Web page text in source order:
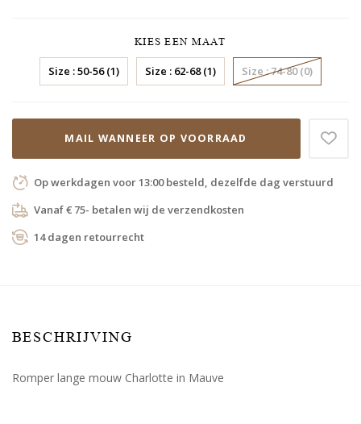
KIES EEN MAAT
Size : 50-56 (1) Size : 62-68 (1) Size : 74-80 (0)
MAIL WANNEER OP VOORRAAD
Op werkdagen voor 13:00 besteld, dezelfde dag verstuurd
Vanaf € 75- betalen wij de verzendkosten
14 dagen retourrecht
BESCHRIJVING
Romper lange mouw Charlotte in Mauve